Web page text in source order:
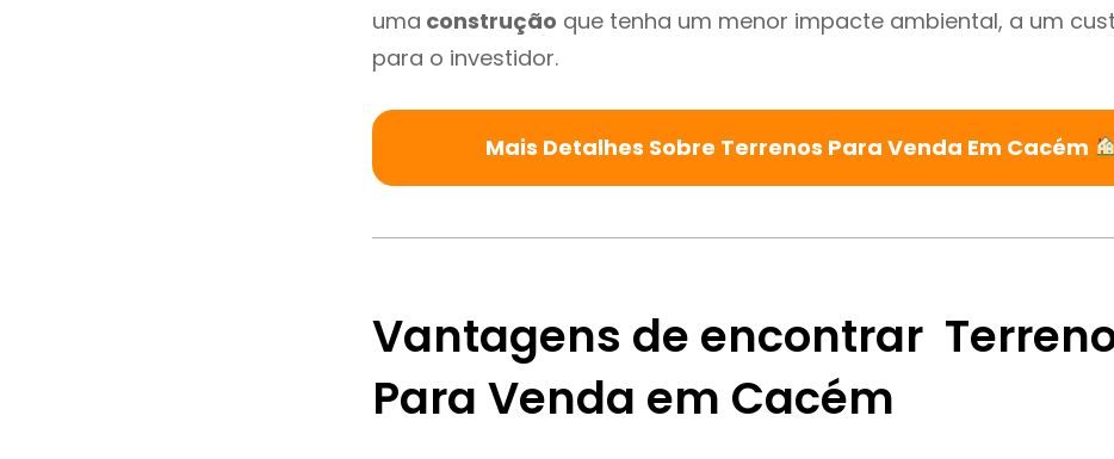
uma construção que tenha um menor impacte ambiental, a um
para o investidor.
Mais Detalhes Sobre Terrenos Para Venda Em Cacém
Vantagens de encontrar
Para Venda em Cacém